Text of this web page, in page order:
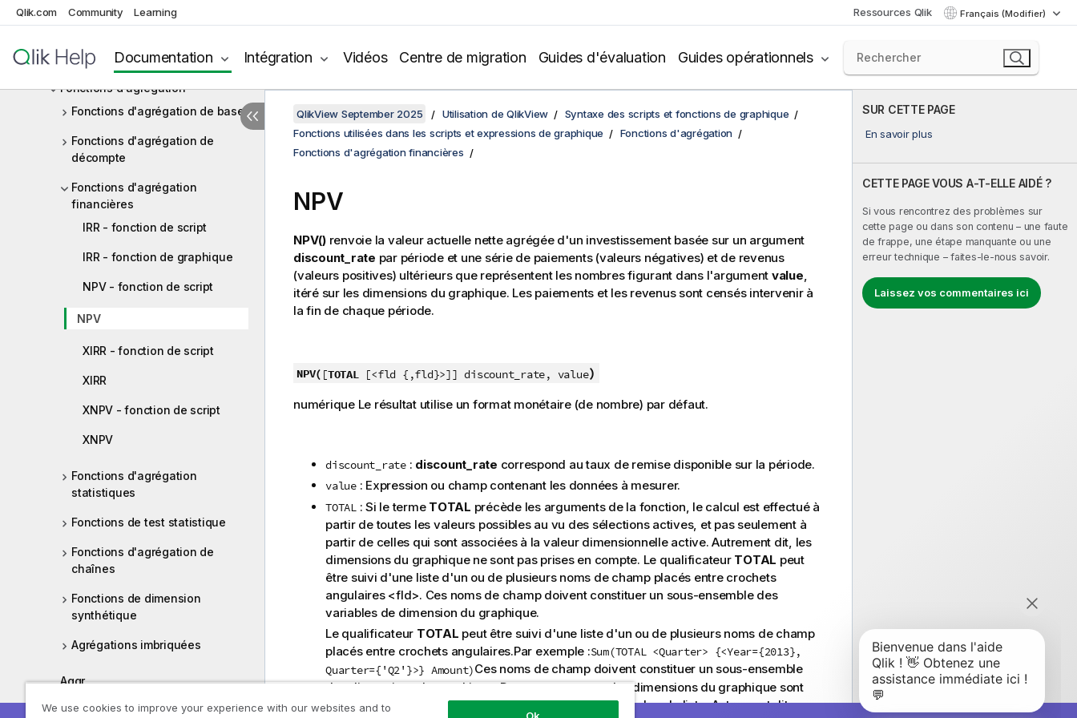
Qlik.com Community Learning Ressources Qlik Français (Modifier)
Documentation Intégration Vidéos Centre de migration Guides d'évaluation Guides opérationnels
Opérateurs
Fonctions utilisées dans les scripts
et expressions de graphique
Fonctions d'agrégation
Fonctions d'agrégation de base
Fonctions d'agrégation de
décompte
Fonctions d'agrégation
financières
IRR - fonction de script
IRR - fonction de graphique
NPV - fonction de script
NPV
XIRR - fonction de script
XIRR
XNPV - fonction de script
XNPV
Fonctions d'agrégation
statistiques
Fonctions de test statistique
Fonctions d'agrégation de
chaînes
Fonctions de dimension
synthétique
Agrégations imbriquées
Aggr
Connexions analytiques
SUR CETTE PAGE
En savoir plus
CETTE PAGE VOUS A-T-ELLE AIDÉ ?
Si vous rencontrez des problèmes sur
cette page ou dans son contenu – une faute
de frappe, une étape manquante ou une
erreur technique – faites-le-nous savoir.
Laissez vos commentaires ici
QlikView September 2025 Utilisation de QlikView
Syntaxe des scripts et fonctions de graphique
Fonctions utilisées dans les scripts et expressions de graphique
Fonctions d'agrégation
Fonctions d'agrégation financières
NPV
NPV()renvoie la valeur actuelle nette agrégée d'un investissement basée sur un argument
discount_rate par période et une série de paiements (valeurs négatives) et de revenus
(valeurs positives) ultérieurs que représentent les nombres figurant dans l'argument value,
itéré sur les dimensions du graphique. Les paiements et les revenus sont censés intervenir à
la fin de chaque période.
NPV( [TOTAL[<fld {,fld}>]] discount_rate, value)
numérique Le résultat utilise un format monétaire (de nombre) par défaut.
discount_rate: discount_rate correspond au taux de remise disponible sur la période.
value: Expression ou champ contenant les données à mesurer.
TOTAL : Si le terme TOTAL précède les arguments de la fonction, le calcul est effectué à
partir de toutes les valeurs possibles au vu des sélections actives, et pas seulement à
partir de celles qui sont associées à la valeur dimensionnelle active. Autrement dit, les
dimensions du graphique ne sont pas prises en compte. Le qualificateur TOTAL peut
être suivi d'une liste d'un ou de plusieurs noms de champ placés entre crochets
angulaires <fld>. Ces noms de champ doivent constituer un sous-ensemble des
variables de dimension du graphique.
Le qualificateur TOTAL peut être suivi d'une liste d'un ou de plusieurs noms de champ
placés entre crochets angulaires.Par exemple :Sum(TOTAL <Quarter> {<Year={2013},
Quarter={'Q2'}>} Amount)Ces noms de champ doivent constituer un sous-ensemble
des dimensions du graphique. Dans ce cas, toutes les dimensions du graphique sont
ignorées lors du calcul, à l'exception de celles figurant dans la liste. Autrement dit, une
We use cookies to improve your experience with our websites and to